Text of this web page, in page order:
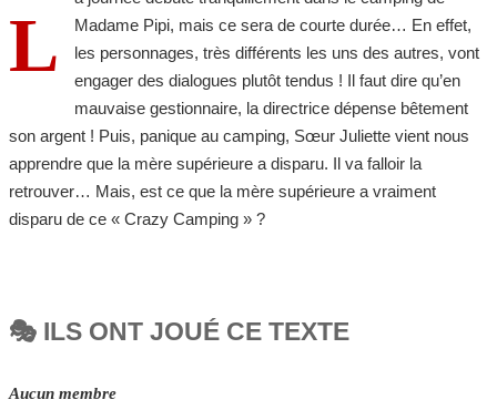
L
Madame Pipi, mais ce sera de courte durée… En effet,
les personnages, très différents les uns des autres, vont
engager des dialogues plutôt tendus ! Il faut dire qu’en
mauvaise gestionnaire, la directrice dépense bêtement
son argent ! Puis, panique au camping, Sœur Juliette vient nous
apprendre que la mère supérieure a disparu. Il va falloir la
retrouver… Mais, est ce que la mère supérieure a vraiment
disparu de ce « Crazy Camping » ?
🎭 ILS ONT JOUÉ CE TEXTE
Aucun membre